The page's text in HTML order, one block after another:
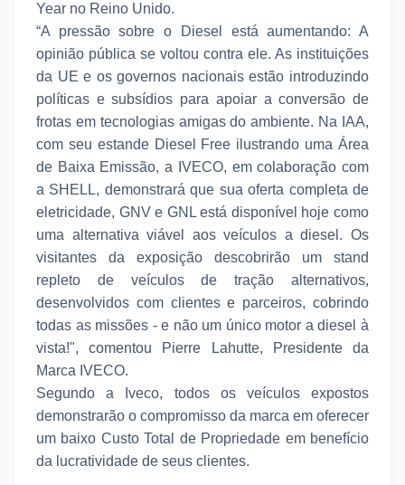
Year no Reino Unido.
“A pressão sobre o Diesel está aumentando: A
opinião pública se voltou contra ele. As instituições
da UE e os governos nacionais estão introduzindo
políticas e subsídios para apoiar a conversão de
frotas em tecnologias amigas do ambiente. Na IAA,
com seu estande Diesel Free ilustrando uma Área
de Baixa Emissão, a IVECO, em colaboração com
a SHELL, demonstrará que sua oferta completa de
eletricidade, GNV e GNL está disponível hoje como
uma alternativa viável aos veículos a diesel. Os
visitantes da exposição descobrirão um stand
repleto de veículos de tração alternativos,
desenvolvidos com clientes e parceiros, cobrindo
todas as missões - e não um único motor a diesel à
vista!", comentou Pierre Lahutte, Presidente da
Marca IVECO.
Segundo a Iveco, todos os veículos expostos
demonstrarão o compromisso da marca em oferecer
um baixo Custo Total de Propriedade em benefício
da lucratividade de seus clientes.